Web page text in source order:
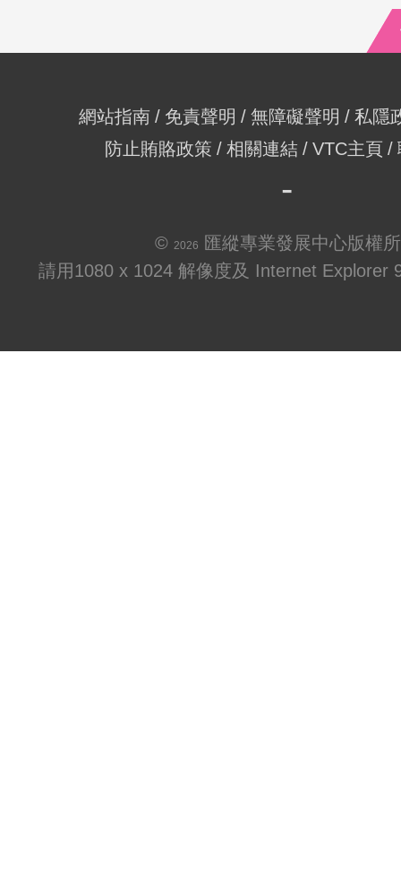
網站指南 免責聲明 無障礙聲明
私隱
防止賄賂政策
相關連結 VTC主頁
© 2026
匯縱專業發展中心版權
請用1080 x 1024 解像度及 Internet Explorer